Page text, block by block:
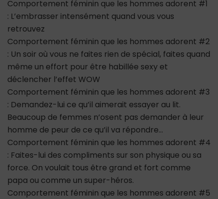
Comportement féminin que les hommes adorent #1
: L’embrasser intensément quand vous vous
retrouvez
Comportement féminin que les hommes adorent #2
: Un soir où vous ne faites rien de spécial, faites quand
même un effort pour être habillée sexy et
déclencher l’effet WOW
Comportement féminin que les hommes adorent #3
: Demandez-lui ce qu’il aimerait essayer au lit.
Beaucoup de femmes n’osent pas demander à leur
homme de peur de ce qu’il va répondre…
Comportement féminin que les hommes adorent #4
: Faites-lui des compliments sur son physique ou sa
force. On voulait tous être grand et fort comme
papa ou comme un super-héros.
Comportement féminin que les hommes adorent #5